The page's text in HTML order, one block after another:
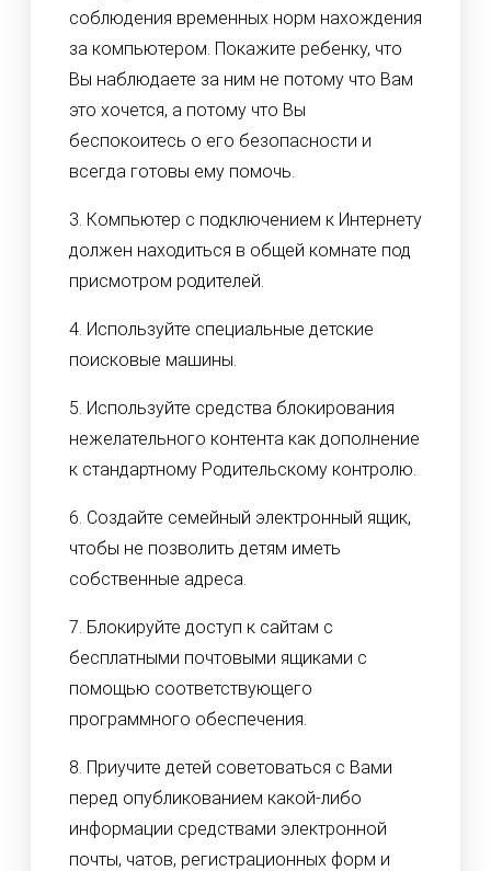
соблюдения временных норм нахождения
за компьютером. Покажите ребенку, что
Вы наблюдаете за ним не потому что Вам
это хочется, а потому что Вы
беспокоитесь о его безопасности и
всегда готовы ему помочь.
3. Компьютер с подключением к Интернету
должен находиться в общей комнате под
присмотром родителей.
4. Используйте специальные детские
поисковые машины.
5. Используйте средства блокирования
нежелательного контента как дополнение
к стандартному Родительскому контролю.
6. Создайте семейный электронный ящик,
чтобы не позволить детям иметь
собственные адреса.
7. Блокируйте доступ к сайтам с
бесплатными почтовыми ящиками с
помощью соответствующего
программного обеспечения.
8. Приучите детей советоваться с Вами
перед опубликованием какой-либо
информации средствами электронной
почты, чатов, регистрационных форм и